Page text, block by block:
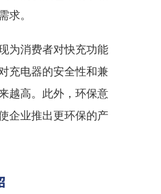
求。
为消费者对快充功能
充电器的安全性和兼
越高。此外，环保意
企业推出更环保的产